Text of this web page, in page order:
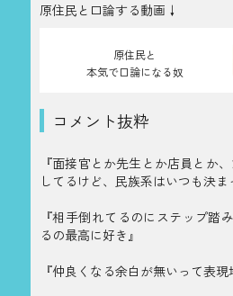
原住民と口論する動画↓
原住民と
本気で口論になる奴
コメント抜粋
『面接官とか先生とか店員とか
してるけど、民族系はいつも決ま
『相手倒れてるのにステップ踏
るの最高に好き』
『仲良くなる余白が無いって表現